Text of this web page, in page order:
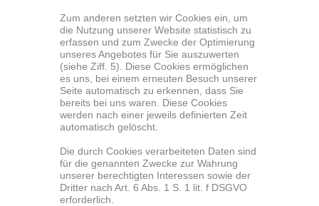
Zum anderen setzten wir Cookies ein, um
die Nutzung unserer Website statistisch zu
erfassen und zum Zwecke der Optimierung
unseres Angebotes für Sie auszuwerten
(siehe Ziff. 5). Diese Cookies ermöglichen
es uns, bei einem erneuten Besuch unserer
Seite automatisch zu erkennen, dass Sie
bereits bei uns waren. Diese Cookies
werden nach einer jeweils definierten Zeit
automatisch gelöscht.
Die durch Cookies verarbeiteten Daten sind
für die genannten Zwecke zur Wahrung
unserer berechtigten Interessen sowie der
Dritter nach Art. 6 Abs. 1 S. 1 lit. f DSGVO
erforderlich.